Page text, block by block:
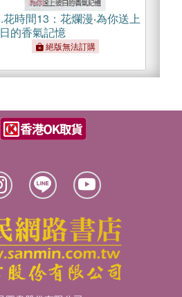
花時間13：花爛漫‧為你送上
的香氣記憶
絕版無法訂購